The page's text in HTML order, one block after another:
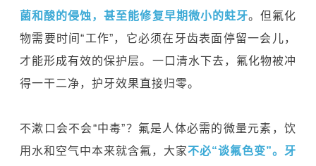
菌和酸的侵蚀，甚至能修复早期微小的蛀牙。但氟化
物需要时间“工作”，它必须在牙齿表面停留一会儿，
才能形成有效的保护层。一口清水下去，氟化物被冲
得一干二净，护牙效果直接归零。
不漱口会不会“中毒”？氟是人体必需的微量元素，饮
用水和空气中本来就含氟，大家不必“谈氟色变”。牙